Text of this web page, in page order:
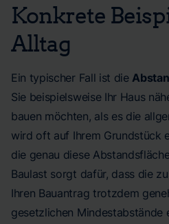
Konkrete
Alltag
Ein typischer Fall ist die
Sie beispielsweise Ihr Haus
bauen möchten, als es die
wird oft auf Ihrem Grundstück
die genau diese
Baulast sorgt dafür, dass die
Ihren Bauantrag trotzdem
gesetzlichen Mindestabstände